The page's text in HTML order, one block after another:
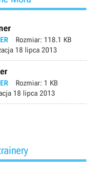
Rozmiar: 118.1 KB
18 lipca 2013
Rozmiar: 1 KB
18 lipca 2013